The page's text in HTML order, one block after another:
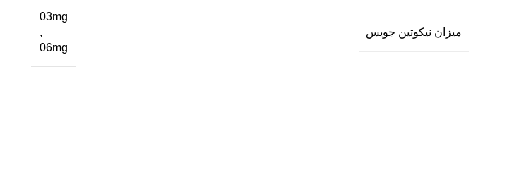
میزان نیکوتین جویس
03mg
,
06mg